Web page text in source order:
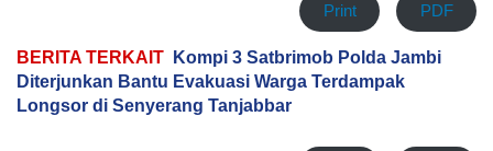
Print PDF
BERITA TERKAIT
Kompi 3 Satbrimob Polda Jambi
Diterjunkan Bantu Evakuasi Warga Terdampak
Longsor di Senyerang Tanjabbar